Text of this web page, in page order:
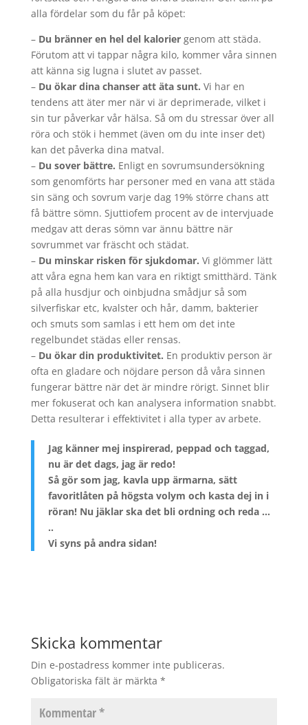
alla fördelar som du får på köpet:
– Du bränner en hel del kaloriergenom att städa.
Förutom att vi tappar några kilo, kommer våra sinnen
att känna sig lugna i slutet av passet.
– Du ökar dina chanser att äta sunt. Vi har en
tendens att äter mer när vi är deprimerade, vilket i
sin tur påverkar vår hälsa. Så om du stressar över all
röra och stök i hemmet (även om du inte inser det)
kan det påverka dina matval.
– Du sover bättre. Enligt en sovrumsundersökning
som genomförts har personer med en vana att städa
sin säng och sovrum varje dag 19% större chans att
få bättre sömn. Sjuttiofem procent av de intervjuade
medgav att deras sömn var ännu bättre när
sovrummet var fräscht och städat.
– Du minskar risken för sjukdomar. Vi glömmer lätt
att våra egna hem kan vara en riktigt smitthärd. Tänk
på alla husdjur och oinbjudna smådjur så som
silverfiskar etc, kvalster och hår, damm, bakterier
och smuts som samlas i ett hem om det inte
regelbundet städas eller rensas.
– Du ökar din produktivitet. En produktiv person är
ofta en gladare och nöjdare person då våra sinnen
fungerar bättre när det är mindre rörigt. Sinnet blir
mer fokuserat och kan analysera information snabbt.
Detta resulterar i effektivitet i alla typer av arbete.
Jag känner mej inspirerad, peppad och taggad,
nu är det dags, jag är redo!
Så gör som jag, kavla upp ärmarna, sätt
favoritlåten på högsta volym och kasta dej in i
röran! Nu jäklar ska det bli ordning och reda …
..
Vi syns på andra sidan!
Skicka kommentar
Din e-postadress kommer inte publiceras.
Obligatoriska fält är märkta *